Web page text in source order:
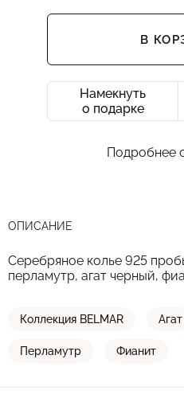
В
Намекнуть
о подарке
Подробнее
ОПИСАНИЕ
Серебряное колье 925
перламутр, агат черный,
Коллекция BELMAR Агат
Перламутр Фианит